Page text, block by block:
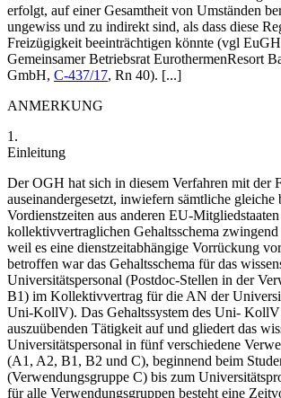
erfolgt, auf einer Gesamtheit von Umständen
ungewiss und zu indirekt sind, als dass diese
Freizügigkeit beeinträchtigen könnte (vgl EuGH
Gemeinsamer Betriebsrat EurothermenResort
GmbH, C-437/17, Rn 40). [...]
ANMERKUNG
1.
Einleitung
Der OGH hat sich in diesem Verfahren mit der
auseinandergesetzt, inwiefern sämtliche
Vordienstzeiten aus anderen EU-
kollektivvertraglichen Gehaltsschema zwingend
weil es eine dienstzeitabhängige Vorrückung
betroffen war das Gehaltsschema für das
Universitätspersonal (Postdoc-Stellen in der
B1) im Kollektivvertrag für die AN der
Uni-KollV). Das Gehaltssystem des Uni- KollV
auszuübenden Tätigkeit auf und gliedert das
Universitätspersonal in fünf verschiedene
(A1, A2, B1, B2 und C), beginnend beim
(Verwendungsgruppe C) bis zum
für alle Verwendungsgruppen besteht eine